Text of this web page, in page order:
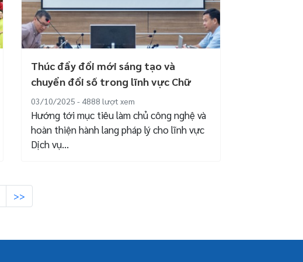
Thúc đẩy đổi mới sáng tạo và
chuyển đổi số trong lĩnh vực Chữ
ký...
03/10/2025 - 4888 lượt xem
Hướng tới mục tiêu làm chủ công nghệ và
hoàn thiện hành lang pháp lý cho lĩnh vực
Dịch vụ...
>>